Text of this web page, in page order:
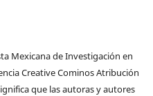
Mexicana de Investigación en
Creative Cominos Atribución
que las autoras y autores